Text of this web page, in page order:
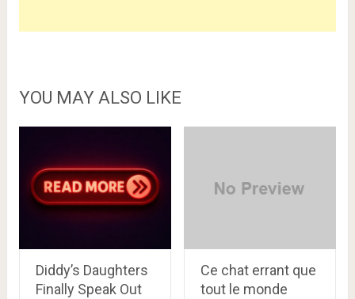
YOU MAY ALSO LIKE
Diddy’s Daughters
Finally Speak Out
Ce chat errant que
tout le monde